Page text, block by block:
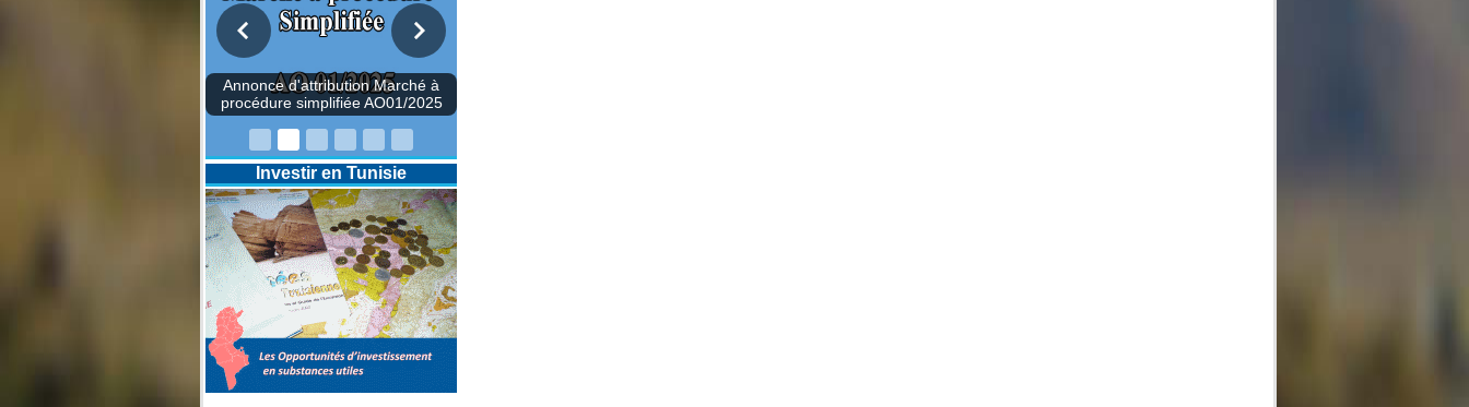
Annonce d'attribution Marché à
procédure simplifiée AO01/2025
Investir en Tunisie